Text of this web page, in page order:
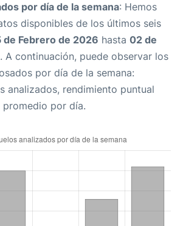
por día de la semana: Hemos
disponibles de los últimos seis
de Febrero de 2026 hasta 02 de
. A continuación, puede observar los
por día de la semana:
analizados, rendimiento puntual
por día.